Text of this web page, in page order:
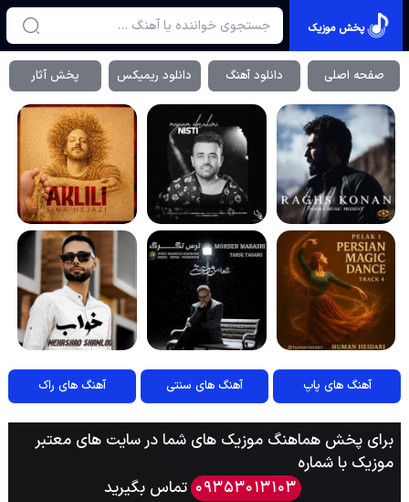
پخش موزیک
صفحه اصلی دانلود آهنگ دانلود ریمیکس پخش آثار
آهنگ های پاپ آهنگ های سنتی آهنگ های راک
برای پخش هماهنگ موزیک های شما در سایت های معتبر
موزیک با شماره
09353013103 تماس بگیرید